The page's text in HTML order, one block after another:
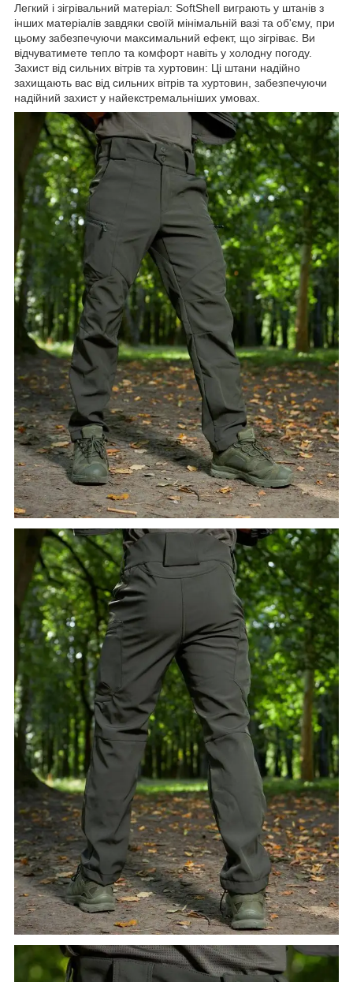
Легкий і зігрівальний матеріал: SoftShell виграють у штанів з
інших матеріалів завдяки своїй мінімальній вазі та об'єму, при
цьому забезпечуючи максимальний ефект, що зігріває. Ви
відчуватимете тепло та комфорт навіть у холодну погоду.
Захист від сильних вітрів та хуртовин: Ці штани надійно
захищають вас від сильних вітрів та хуртовин, забезпечуючи
надійний захист у найекстремальніших умовах.